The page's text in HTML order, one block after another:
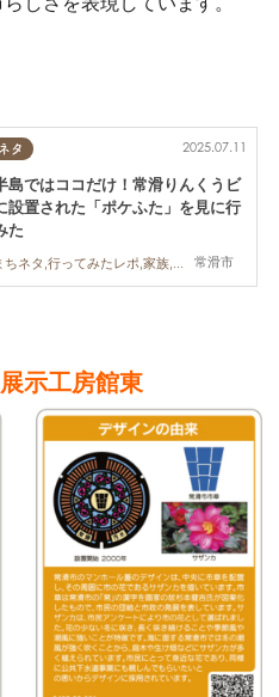
タ
常滑市
2025.07.11
島ではココだけ！常滑りんくうビ
設置された「ポケふた」を見に行
た
示工房館東